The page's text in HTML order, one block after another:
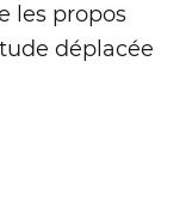
les propos
déplacée